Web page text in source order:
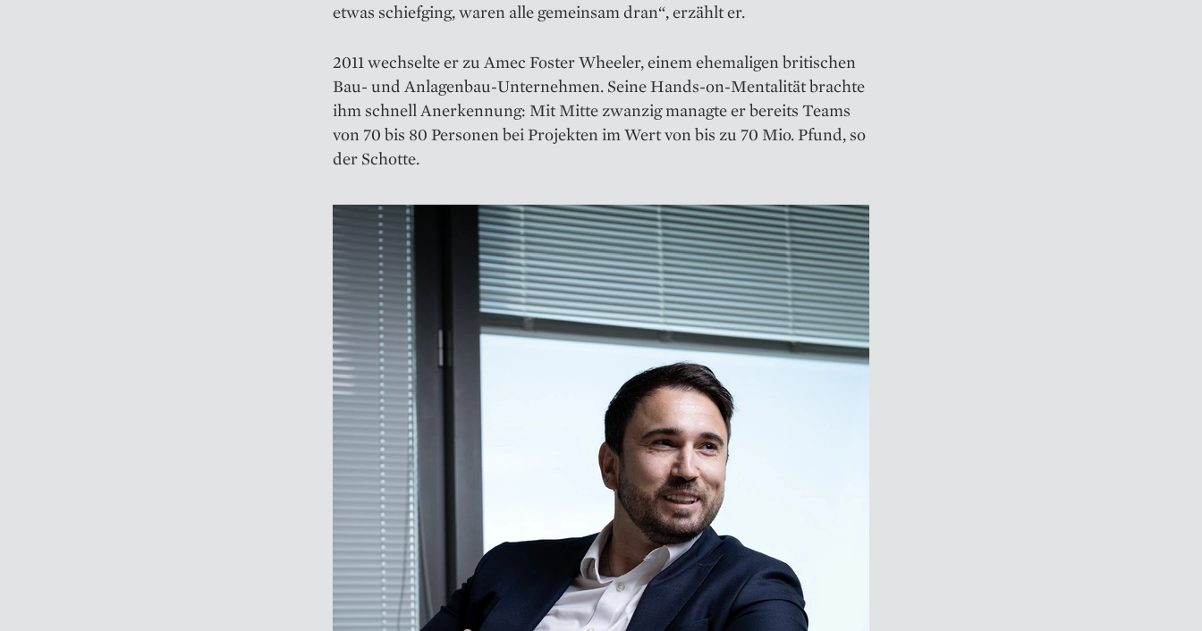
etwas schiefging, waren alle gemeinsam dran“, erzählt er.
2011 wechselte er zu Amec ­Foster Wheeler, einem ehemaligen britischen
Bau- und Anlagenbau-Unternehmen. Seine Hands-on-­Mentalität brachte
ihm schnell Anerkennung: Mit Mitte zwanzig ­managte er bereits Teams
von 70 bis 80 Personen bei Projekten im Wert von bis zu 70 Mio. Pfund, so
der Schotte.